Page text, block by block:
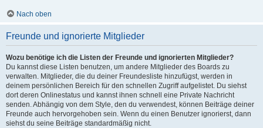
Nach oben
Freunde und ignorierte Mitglieder
Wozu benötige ich die Listen der Freunde und ignorierten Mitglieder?
Du kannst diese Listen benutzen, um andere Mitglieder des Boards zu
verwalten. Mitglieder, die du deiner Freundesliste hinzufügst, werden in
deinem persönlichen Bereich für den schnellen Zugriff aufgelistet. Du siehst
dort deren Onlinestatus und kannst ihnen schnell eine Private Nachricht
senden. Abhängig von dem Style, den du verwendest, können Beiträge deiner
Freunde auch hervorgehoben sein. Wenn du einen Benutzer ignorierst, dann
siehst du seine Beiträge standardmäßig nicht.